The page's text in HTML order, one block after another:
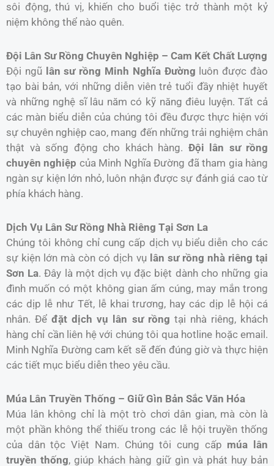
sôi động, thú vị, khiến cho buổi tiệc trở thành một kỷ
niệm không thể nào quên.
Đội Lân Sư Rồng Chuyên Nghiệp – Cam Kết Chất Lượng
Đội ngũ lân sư rồng Minh Nghĩa Đường luôn được đào
tạo bài bản, với những diễn viên trẻ tuổi đầy nhiệt huyết
và những nghệ sĩ lâu năm có kỹ năng điêu luyện. Tất cả
các màn biểu diễn của chúng tôi đều được thực hiện với
sự chuyên nghiệp cao, mang đến những trải nghiệm chân
thật và sống động cho khách hàng. Đội lân sư rồng
chuyên nghiệp của Minh Nghĩa Đường đã tham gia hàng
ngàn sự kiện lớn nhỏ, luôn nhận được sự đánh giá cao từ
phía khách hàng.
Dịch Vụ Lân Sư Rồng Nhà Riêng Tại Sơn La
Chúng tôi không chỉ cung cấp dịch vụ biểu diễn cho các
sự kiện lớn mà còn có dịch vụ lân sư rồng nhà riêng tại
Sơn La. Đây là một dịch vụ đặc biệt dành cho những gia
đình muốn có một không gian ấm cúng, may mắn trong
các dịp lễ như Tết, lễ khai trương, hay các dịp lễ hội cá
nhân. Đểđặt dịch vụ lân sư rồng tại nhà riêng, khách
hàng chỉ cần liên hệ với chúng tôi qua hotline hoặc email.
Minh Nghĩa Đường cam kết sẽ đến đúng giờ và thực hiện
các tiết mục biểu diễn theo yêu cầu.
Múa Lân Truyền Thống – Giữ Gìn Bản Sắc Văn Hóa
Múa lân không chỉ là một trò chơi dân gian, mà còn là
một phần không thể thiếu trong các lễ hội truyền thống
của dân tộc Việt Nam. Chúng tôi cung cấp múa lân
truyền thống, giúp khách hàng giữ gìn và phát huy bản